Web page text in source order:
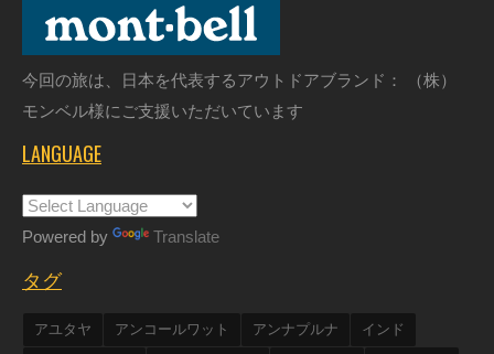
今回の旅は、日本を代表するアウトドアブランド： （株）
モンベル様にご支援いただいています
LANGUAGE
Powered by Translate
タグ
アユタヤ アンコールワット アンナプルナ インド